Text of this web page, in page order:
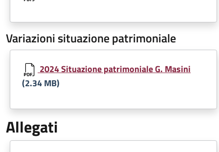
Variazioni situazione patrimoniale
Document
2024 Situazione patrimoniale G. Masini
(2.34 MB)
Allegati
Document